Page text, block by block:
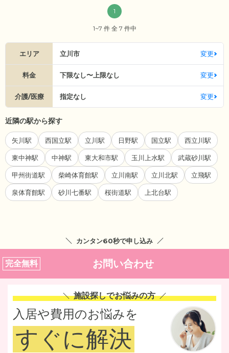
1
1~7 件 全 7 件中
エリア 立川市 変更
料金 下限なし〜上限なし 変更
介護/医療 指定なし 変更
近隣の駅から探す
矢川駅 西国立駅 立川駅 日野駅 国立駅 西立川駅
東中神駅 中神駅 東大和市駅 玉川上水駅 武蔵砂川駅
甲州街道駅 柴崎体育館駅 立川南駅 立川北駅 立飛駅
泉体育館駅 砂川七番駅 桜街道駅 上北台駅
カンタン60秒で申し込み
完全無料 お問い合わせ
施設探しでお悩みの方
入居や費用のお悩みを
すぐに解決